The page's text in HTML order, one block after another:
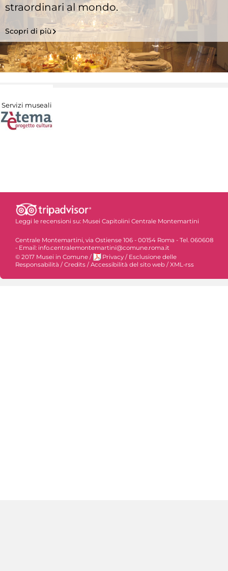
straordinari al mondo.
Scopri di più
Servizi museali
Leggi le recensioni su: Musei Capitolini Centrale Montemartini
Centrale Montemartini, via Ostiense 106 - 00154 Roma - Tel. 060608
- Email: info.centralemontemartini@comune.roma.it
© 2017 Musei in Comune / Privacy / Esclusione delle
Responsabilità /Credits /Accessibilità del sito web /XML-rss